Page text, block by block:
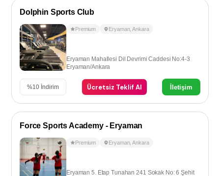
Dolphin Sports Club
Premium Eryaman,Ankara
Eryaman Mahallesi Dil Devrimi Caddesi No:4-3
Eryaman/Ankara
%10 İndirim Ücretsiz Teklif Al İletişim
Force Sports Academy - Eryaman
Premium Eryaman,Ankara
Eryaman 5. Etap Tunahan 241 Sokak No: 6 Şehit